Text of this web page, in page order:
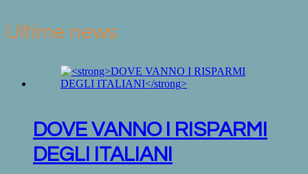
Ultime news
DOVE VANNO I RISPARMI
DEGLI ITALIANI